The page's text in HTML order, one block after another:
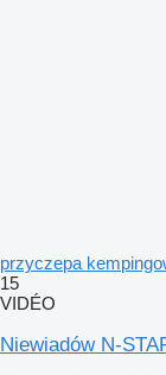
przyczepa
15
VIDÉO
Niewiadów N-